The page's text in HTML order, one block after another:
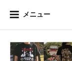
メニュー